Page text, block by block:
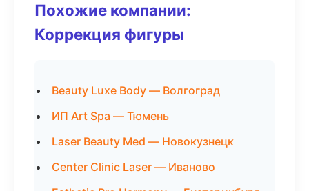
Похожие компании:
Коррекция фигуры
Beauty Luxe Body — Волгоград
ИП Art Spa — Тюмень
Laser Beauty Med — Новокузнецк
Center Clinic Laser — Иваново